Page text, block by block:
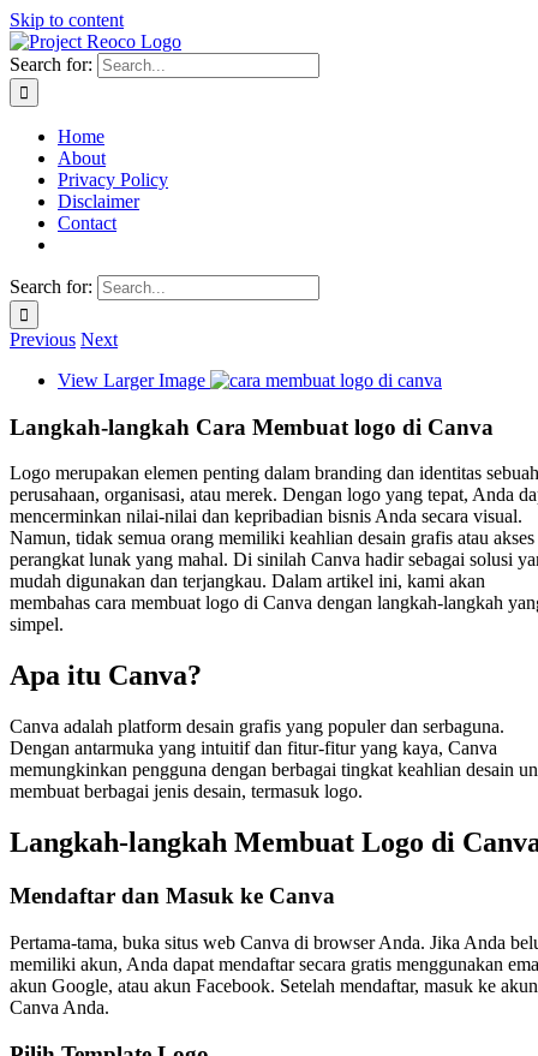
Skip to content
Search for:
Home
About
Privacy Policy
Disclaimer
Contact
Search for:
Previous Next
View Larger Image
Langkah-langkah Cara Membuat logo di Canva
Logo merupakan elemen penting dalam branding dan identitas sebuah
perusahaan, organisasi, atau merek. Dengan logo yang tepat, Anda
mencerminkan nilai-nilai dan kepribadian bisnis Anda secara visual.
Namun, tidak semua orang memiliki keahlian desain grafis atau
perangkat lunak yang mahal. Di sinilah Canva hadir sebagai solusi
mudah digunakan dan terjangkau. Dalam artikel ini, kami akan
membahas cara membuat logo di Canva dengan langkah-langkah
simpel.
Apa itu Canva?
Canva adalah platform desain grafis yang populer dan serbaguna.
Dengan antarmuka yang intuitif dan fitur-fitur yang kaya, Canva
memungkinkan pengguna dengan berbagai tingkat keahlian desain
membuat berbagai jenis desain, termasuk logo.
Langkah-langkah Membuat Logo di
Mendaftar dan Masuk ke Canva
Pertama-tama, buka situs web Canva di browser Anda. Jika Anda
memiliki akun, Anda dapat mendaftar secara gratis menggunakan
akun Google, atau akun Facebook. Setelah mendaftar, masuk ke akun
Canva Anda.